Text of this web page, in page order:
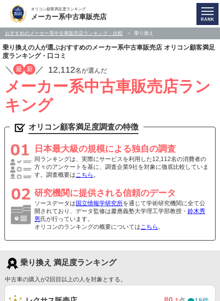
オリコン顧客満足度ランキング
メーカー系中古車販売店
おすすめのメーカー系中古車販売店ランキング・比較 乗り換え
乗り換えの人が選ぶおすすめのメーカー系中古車販売店 オリコン顧客満足
度ランキング・口コミ
／ 最 新 ／ 12,112名が選んだ
メーカー系中古車販売店ラン
キング
オリコン顧客満足度調査の特徴
日本最大級の規模による独自の調査
同ランキングは、実際にサービスを利用した12,112名の消費者の
方々のアンケートを基に、調査企業9社を対象に徹底比較していま
す。調査概要はこちら 。
研究機関に提供される信頼のデータ
ソースデータは 国立情報学研究所を通じて学術研究機関に全て公
開されており、データ監修は慶應義塾大学理工学部教授・ 鈴木秀
男 氏が行っています。
オリコンのランキングの概要についてはこちら 。
乗り換え 満足度ランキング
中古車の購入が2回目以上の人を対象とする。